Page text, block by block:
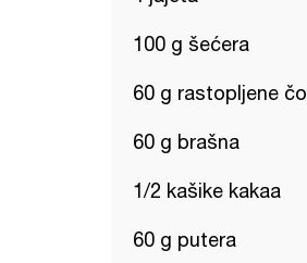
100 g šećera
60 g rastopljene
60 g brašna
1/2 kašike kakaa
60 g putera